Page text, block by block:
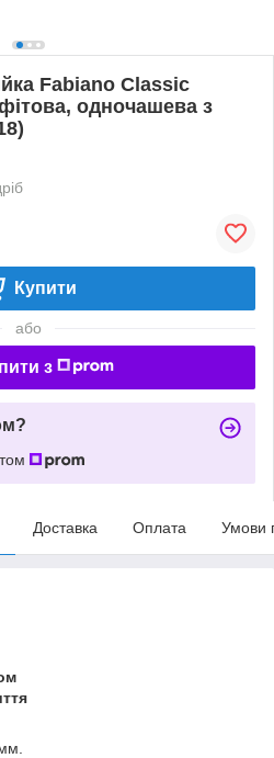
Fabiano Classic
одночашева з
Купити
або
з
Доставка Оплата Умови